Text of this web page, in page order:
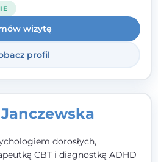
wizytę
profil
dorosłych,
CBT i diagnostką ADHD